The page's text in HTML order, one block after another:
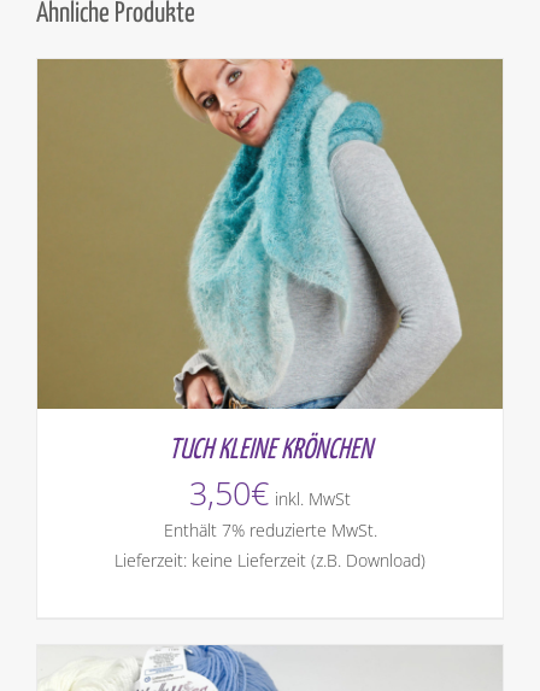
Ähnliche Produkte
TUCH KLEINE KRÖNCHEN
3,50€ inkl. MwSt
Enthält 7% reduzierte MwSt.
Lieferzeit: keine Lieferzeit (z.B. Download)